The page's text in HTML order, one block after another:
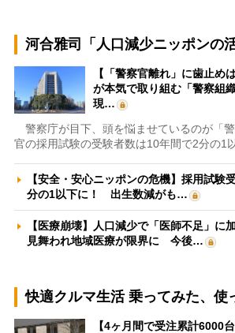
河合雅司「人口減少ニッポンの活
【「警察官離れ」に歯止め
が本気で取り組む「警察組
現…
警察庁が目下、頭を悩ませているのが「
官の採用試験の受験者数は10年間で2分の1
【安全・安心ニッポンの危機】採用試験
分の1以下に！ 出生数減がも…
【医療崩壊】人口減少で「医師不足」に
見舞われ地域医療が限界に 今後…
快適クルマ生活 乗ってみた、使
【4ヶ月間で受注累計6000